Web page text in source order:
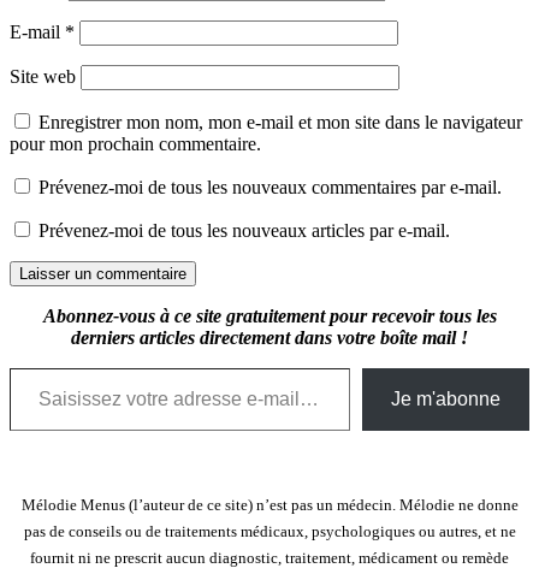
E-mail *
Site web
Enregistrer mon nom, mon e-mail et mon site dans le navigateur
pour mon prochain commentaire.
Prévenez-moi de tous les nouveaux commentaires par e-mail.
Prévenez-moi de tous les nouveaux articles par e-mail.
Abonnez-vous à ce site gratuitement pour recevoir tous les
derniers articles directement dans votre boîte mail !
Saisissez votre adresse e-mail…
Je m'abonne
Mélodie Menus (l’auteur de ce site) n’est pas un médecin. Mélodie ne donne
pas de conseils ou de traitements médicaux, psychologiques ou autres, et ne
fournit ni ne prescrit aucun diagnostic, traitement, médicament ou remède